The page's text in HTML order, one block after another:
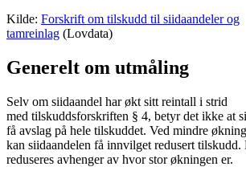
Kilde: Forskrift om tilskudd til siidaandelerog
tamreinlag (Lovdata)
Generelt om utmåling
Selv om siidaandel har økt sitt reintall i strid
med tilskuddsforskriften § 4, betyr det ikke at
få avslag på hele tilskuddet. Ved mindre
kan siidaandelen få innvilget redusert
reduseres avhenger av hvor stor økningen er.